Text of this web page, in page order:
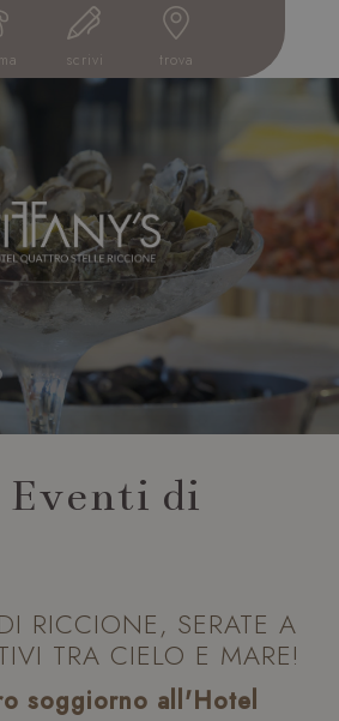
scrivi trova
Eventi di
RICCIONE, SERATE A
TRA CIELO E MARE!
soggiorno all'Hotel